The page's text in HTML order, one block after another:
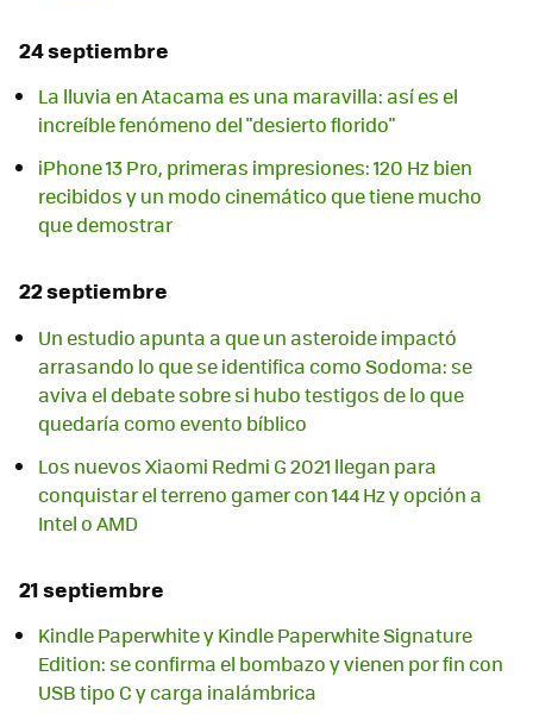
24 septiembre
La lluvia en Atacama es una maravilla: así es el
increíble fenómeno del "desierto florido"
iPhone 13 Pro, primeras impresiones: 120 Hz bien
recibidos y un modo cinemático que tiene mucho
que demostrar
22 septiembre
Un estudio apunta a que un asteroide impactó
arrasando lo que se identifica como Sodoma: se
aviva el debate sobre si hubo testigos de lo que
quedaría como evento bíblico
Los nuevos Xiaomi Redmi G 2021 llegan para
conquistar el terreno gamer con 144 Hz y opción a
Intel o AMD
21 septiembre
Kindle Paperwhite y Kindle Paperwhite Signature
Edition: se confirma el bombazo y vienen por fin con
USB tipo C y carga inalámbrica